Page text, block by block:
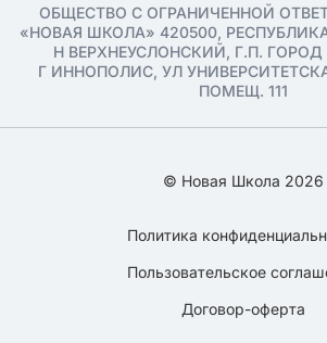
ОБЩЕСТВО С ОГРАНИЧЕННОЙ
«НОВАЯ ШКОЛА» 420500,
Н ВЕРХНЕУСЛОНСКИЙ, Г.П.
Г ИННОПОЛИС, УЛ
ПОМЕЩ. 111
© Новая Школа 2026
Политика
Пользовательское
Договор-оферта